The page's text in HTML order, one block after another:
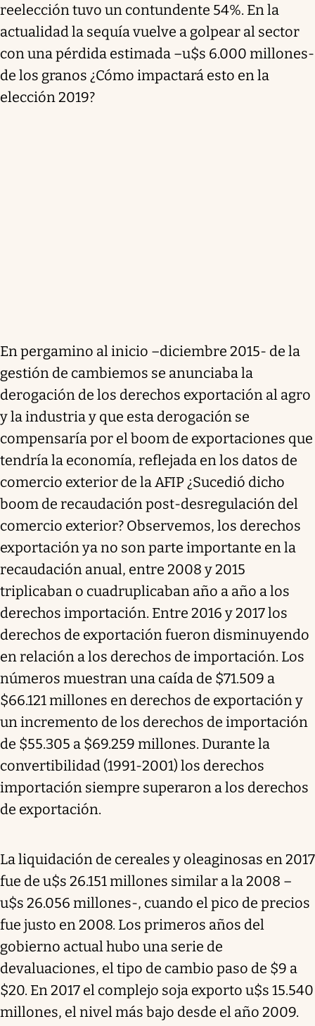
reelección tuvo un contundente 54%. En la
actualidad la sequía vuelve a golpear al sector
con una pérdida estimada –u$s 6.000 millones-
de los granos ¿Cómo impactará esto en la
elección 2019?
En pergamino al inicio –diciembre 2015- de la
gestión de cambiemos se anunciaba la
derogación de los derechos exportación al agro
y la industria y que esta derogación se
compensaría por el boom de exportaciones que
tendría la economía, reflejada en los datos de
comercio exterior de la AFIP ¿Sucedió dicho
boom de recaudación post-desregulación del
comercio exterior? Observemos, los derechos
exportación ya no son parte importante en la
recaudación anual, entre 2008 y 2015
triplicaban o cuadruplicaban año a año a los
derechos importación. Entre 2016 y 2017 los
derechos de exportación fueron disminuyendo
en relación a los derechos de importación. Los
números muestran una caída de $71.509 a
$66.121 millones en derechos de exportación y
un incremento de los derechos de importación
de $55.305 a $69.259 millones. Durante la
convertibilidad (1991-2001) los derechos
importación siempre superaron a los derechos
de exportación.
La liquidación de cereales y oleaginosas en 2017
fue de u$s 26.151 millones similar a la 2008 –
u$s 26.056 millones-, cuando el pico de precios
fue justo en 2008. Los primeros años del
gobierno actual hubo una serie de
devaluaciones, el tipo de cambio paso de $9 a
$20. En 2017 el complejo soja exporto u$s 15.540
millones, el nivel más bajo desde el año 2009.